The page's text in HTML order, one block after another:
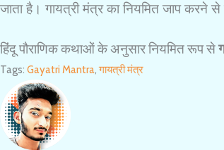
जाता है। गायत्री मंत्र का नियमित जाप करने
हिंदू पौराणिक कथाओं के अनुसार नियमित रूप से
Tags: Gayatri Mantra, गायत्री मंत्र